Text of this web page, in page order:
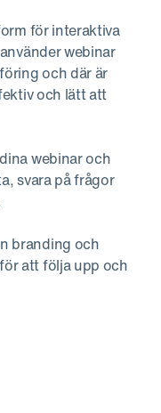
för interaktiva
webinar
och där är
och lätt att
webinar och
svara på frågor
branding och
att följa upp och